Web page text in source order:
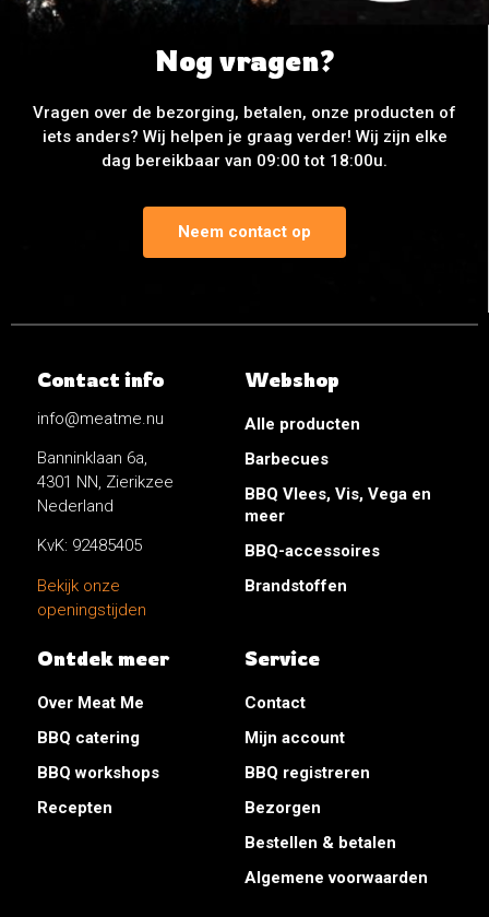
Nog vragen?
Vragen over de bezorging, betalen, onze producten of
iets anders? Wij helpen je graag verder! Wij zijn elke
dag bereikbaar van 09:00 tot 18:00u.
Neem contact op
Contact info
info@meatme.nu
Banninklaan 6a,
4301 NN, Zierikzee
Nederland
KvK: 92485405
Bekijk onze
openingstijden
Webshop
Alle producten
Barbecues
BBQ Vlees, Vis, Vega en
meer
BBQ-accessoires
Brandstoffen
Ontdek meer
Over Meat Me
BBQ catering
BBQ workshops
Recepten
Service
Contact
Mijn account
BBQ registreren
Bezorgen
Bestellen & betalen
Algemene voorwaarden